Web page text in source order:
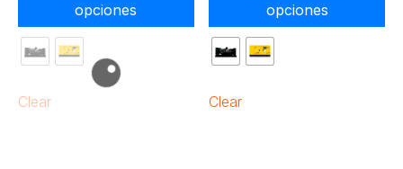
opciones
Clear
opciones
Clear